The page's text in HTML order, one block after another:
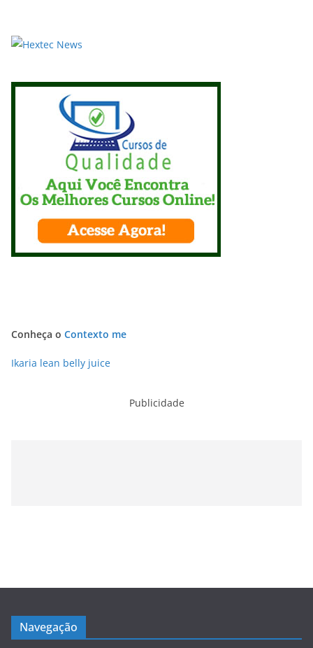
Conheça o Contexto me
Ikaria lean belly juice
Publicidade
Navegação